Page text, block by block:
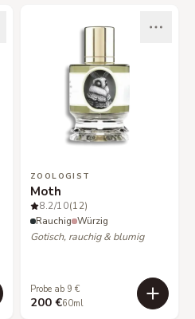
ZOOLOGIST
Moth
8.2/10(12)
Rauchig Würzig
Gotisch, rauchig & blumig
Probe ab 9 €
200 €60ml